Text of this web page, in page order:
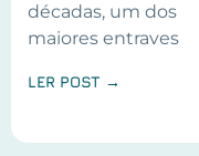
décadas, um dos
maiores entraves
LER POST →